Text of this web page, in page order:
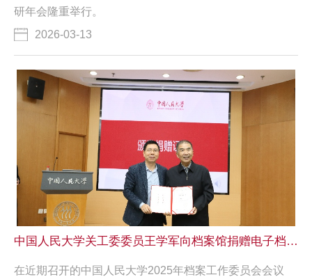
研年会隆重举行。
2026-03-13
中国人民大学关工委委员王学军向档案馆捐赠电子档案资料
​在近期召开的中国人民大学2025年档案工作委员会会议